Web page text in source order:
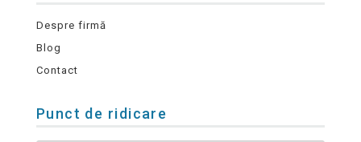
Despre firmă
Blog
Contact
Punct de ridicare